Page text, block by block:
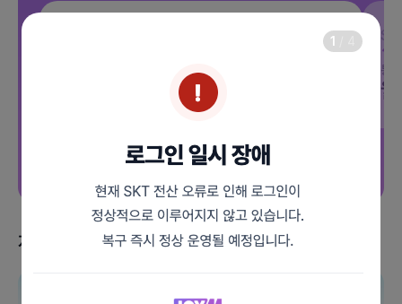
/ 평생할인
통
전체보기
지금 받을 수 있는 혜택
1